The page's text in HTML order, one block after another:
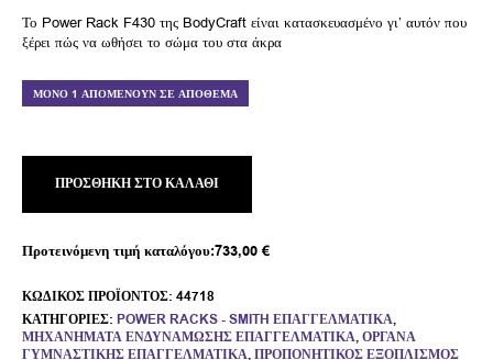
Το Power Rack F430 της BodyCraft είναι κατασκευασμένο γι’ αυτόν που
ξέρει πώς να ωθήσει το σώμα του στα άκρα
ΜΌΝΟ 1 ΑΠΟΜΈΝΟΥΝ ΣΕ ΑΠΌΘΕΜΑ
ΠΡΟΣΘΉΚΗ ΣΤΟ ΚΑΛΆΘΙ
Προτεινόμενη τιμή καταλόγου:733,00€
ΚΩΔΙΚΌΣ ΠΡΟΪΌΝΤΟΣ: 44718
ΚΑΤΗΓΟΡΊΕΣ: POWER RACKS - SMITH ΕΠΑΓΓΕΛΜΑΤΙΚΆ,
ΜΗΧΑΝΉΜΑΤΑ ΕΝΔΥΝΆΜΩΣΗΣ ΕΠΑΓΓΕΛΜΑΤΙΚΆ,ΌΡΓΑΝΑ
ΓΥΜΝΑΣΤΙΚΉΣ ΕΠΑΓΓΕΛΜΑΤΙΚΆ,ΠΡΟΠΟΝΗΤΙΚΌΣ ΕΞΟΠΛΙΣΜΌΣ